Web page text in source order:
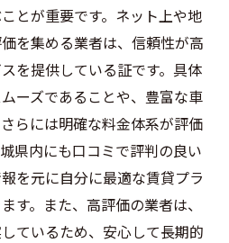
とが重要です。ネット上や地
を集める業者は、信頼性が高
を提供している証です。具体
ーズであることや、豊富な車
らには明確な料金体系が評価
県内にも口コミで評判の良い
を元に自分に最適な賃貸プラ
す。また、高評価の業者は、
ているため、安心して長期的